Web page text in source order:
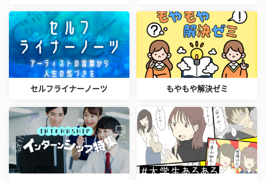
セルフライナーノーツ もやもや解決ゼミ